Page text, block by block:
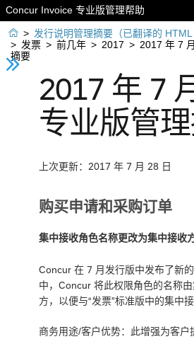
Concur Invoice 专业版管理帮助
 > 发行说明管理摘要（已翻译的
> 发票 > 前几年 > 2017 > 2017 年 7
摘要
2017 年 7
专业版管
上次更新：2017 年 7 月 28 日
购买申请和采购订单
集中接收角色名称更改为集中接收
Concur 在 7 月发行版中发布了新
中，Concur 将此权限角色的名称
方，以便与“发票”标准版中的集中
商务用途/客户优势：此增强为客户